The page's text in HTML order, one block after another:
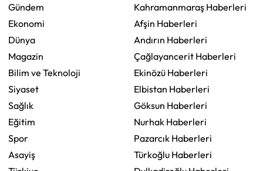
Gündem
Ekonomi
Dünya
Magazin
Bilim ve Teknoloji
Siyaset
Sağlık
Eğitim
Spor
Asayiş
Kahramanmaraş Haberleri
Afşin Haberleri
Andırın Haberleri
Çağlayancerit Haberleri
Ekinözü Haberleri
Elbistan Haberleri
Göksun Haberleri
Nurhak Haberleri
Pazarcık Haberleri
Türkoğlu Haberleri